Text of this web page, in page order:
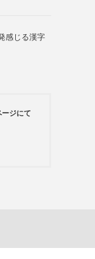
感じる漢字
ジにて